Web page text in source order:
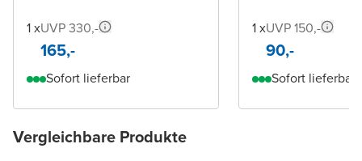
1 xUVP 330,-
165,-
Sofort lieferbar
1 xUVP 150,-
90,-
Sofort lieferbar
Vergleichbare Produkte